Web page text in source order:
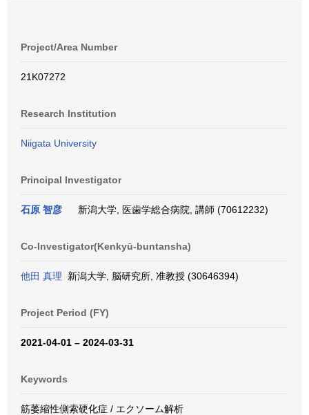
Project/Area Number
21K07272
Research Institution
Niigata University
Principal Investigator
石原 智彦 新潟大学, 医歯学総合病院, 講師 (70612232)
Co-Investigator(Kenkyū-buntansha)
他田 真理 新潟大学, 脳研究所, 准教授 (30646394)
Project Period (FY)
2021-04-01 – 2024-03-31
Keywords
筋萎縮性側索硬化症 / エクソーム解析